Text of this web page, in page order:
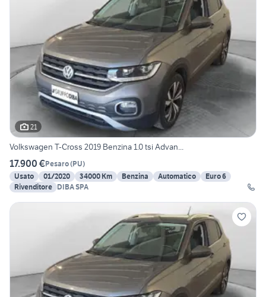
21
Volkswagen T-Cross 2019 Benzina 1.0 tsi Advan...
17.900 €Pesaro(PU)
Usato
01/2020 34000 Km Benzina Automatico
Euro 6
Rivenditore DIBA SPA